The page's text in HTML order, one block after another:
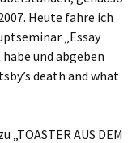
Heute fahre ich
„Essay
und abgeben
death and what
AUS DEM